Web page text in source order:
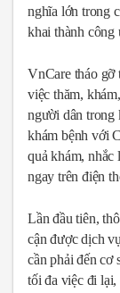
nghĩa lớn trong
khai thành
VnCare tháo gỡ
việc thăm,
người dân trong
khám bệnh với
quả khám, nhắc
ngay trên điện
Lần đầu tiên,
cận được dịch
cần phải đến cơ
tối đa việc đi lại,